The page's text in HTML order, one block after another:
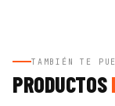
TAMBIÉN TE
PRODUCTOS